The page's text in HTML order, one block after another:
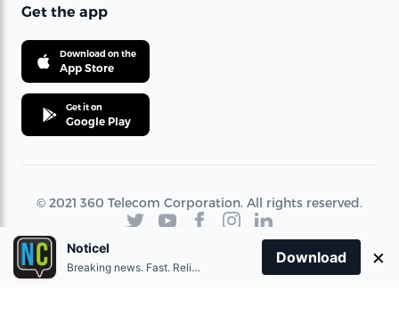
Get the app
Download on the
App Store
Get it on
Google Play
© 2021 360 Telecom Corporation. All rights reserved.
Noticel
Breaking news. Fast. Reliable.
Download ×